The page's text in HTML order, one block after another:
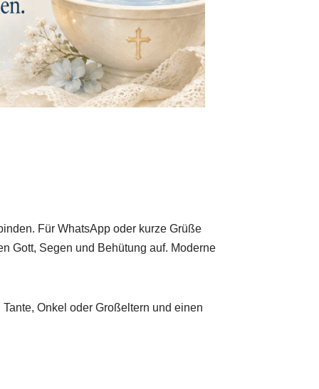
Für WhatsApp oder kurze Grüße
Gott, Segen und Behütung auf. Moderne
Onkel oder Großeltern und einen